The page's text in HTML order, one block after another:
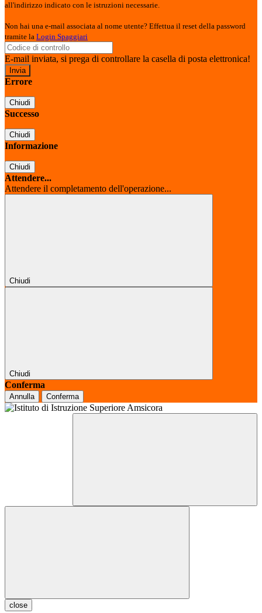
all'indirizzo indicato con le istruzioni necessarie.
Non hai una e-mail associata al nome utente? Effettua il reset della password
tramite la Login Spaggiari
E-mail inviata, si prega di controllare la casella di posta elettronica!
Errore
Chiudi
Successo
Chiudi
Informazione
Chiudi
Attendere...
Attendere il completamento dell'operazione...
Chiudi
Chiudi
Conferma
Annulla Conferma
close